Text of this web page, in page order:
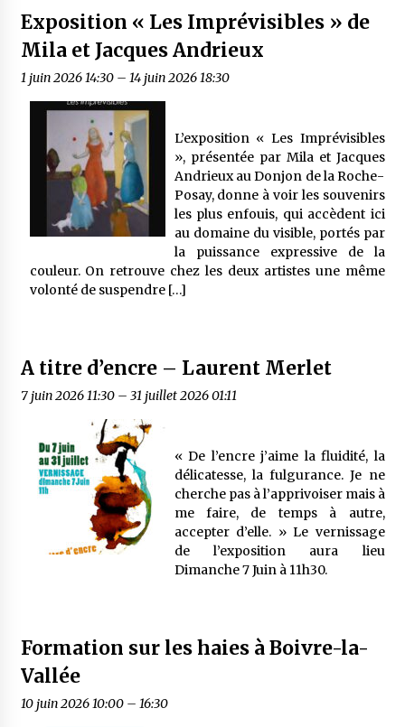
Exposition « Les Imprévisibles » de
Mila et Jacques Andrieux
1 juin 2026 14:30– 14 juin 2026 18:30
L’exposition « Les Imprévisibles
», présentée par Mila et Jacques
Andrieux au Donjon de la Roche-
Posay, donne à voir les souvenirs
les plus enfouis, qui accèdent ici
au domaine du visible, portés par
la puissance expressive de la
couleur. On retrouve chez les deux artistes une même
volonté de suspendre […]
A titre d’encre – Laurent Merlet
7 juin 2026 11:30– 31 juillet 2026 01:11
« De l’encre j’aime la fluidité, la
délicatesse, la fulgurance. Je ne
cherche pas à l’apprivoiser mais à
me faire, de temps à autre,
accepter d’elle. » Le vernissage
de l’exposition aura lieu
Dimanche 7 Juin à 11h30.
Formation sur les haies à Boivre-la-
Vallée
10 juin 2026 10:00– 16:30